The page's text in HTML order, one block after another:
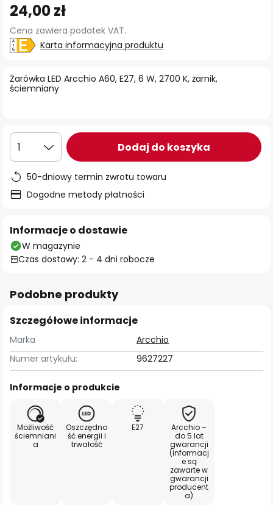
na
początek
galerii
Żarówka LED Arcchio A60, E27, 6 W, 2700 K, żarnik,
ściemniany
24,00 zł
Cena zawiera podatek VAT.
Karta informacyjna produktu
1 Dodaj do koszyka
50-dniowy termin zwrotu towaru
Dogodne metody płatności
Informacje o dostawie
W magazynie
Czas dostawy: 2 - 4 dni robocze
Podobne produkty
Szczegółowe informacje
Marka
Arcchio
Numer artykułu:
9627227
Informacje o produkcie
Możliwość
ściemniani
a
Oszczędno
ść energii i
trwałość
E27
Arcchio –
do 5 lat
gwarancji
(informacj
e są
zawarte w
gwarancji
producent
a)